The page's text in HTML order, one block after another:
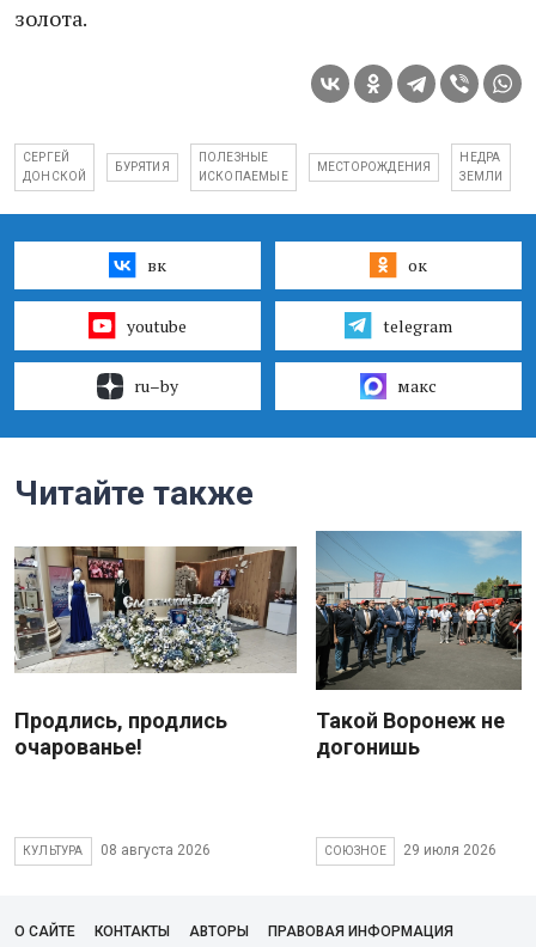
золота.
СЕРГЕЙ
ДОНСКОЙ
БУРЯТИЯ
ПОЛЕЗНЫЕ
ИСКОПАЕМЫЕ
МЕСТОРОЖДЕНИЯ
НЕДРА
ЗЕМЛИ
вк ок
youtube telegram
ru–by макс
Читайте также
Продлись, продлись
очарованье!
КУЛЬТУРА 08 августа 2026
Такой Воронеж не
догонишь
СОЮЗНОЕ 29 июля 2026
О САЙТЕ КОНТАКТЫ АВТОРЫ ПРАВОВАЯ ИНФОРМАЦИЯ